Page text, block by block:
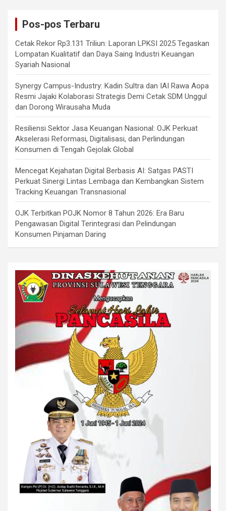
Pos-pos Terbaru
Cetak Rekor Rp3.131 Triliun: Laporan LPKSI 2025 Tegaskan
Lompatan Kualitatif dan Daya Saing Industri Keuangan
Syariah Nasional
Synergy Campus-Industry: Kadin Sultra dan IAI Rawa Aopa
Resmi Jajaki Kolaborasi Strategis Demi Cetak SDM Unggul
dan Dorong Wirausaha Muda
Resiliensi Sektor Jasa Keuangan Nasional: OJK Perkuat
Akselerasi Reformasi, Digitalisasi, dan Perlindungan
Konsumen di Tengah Gejolak Global
Mencegat Kejahatan Digital Berbasis AI: Satgas PASTI
Perkuat Sinergi Lintas Lembaga dan Kembangkan Sistem
Tracking Keuangan Transnasional
OJK Terbitkan POJK Nomor 8 Tahun 2026: Era Baru
Pengawasan Digital Terintegrasi dan Pelindungan
Konsumen Pinjaman Daring